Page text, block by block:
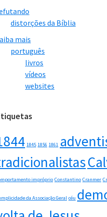
distorções da Bíblia
mais
português
livros
vídeos
websites
1845 1856 1861
impróprio Constantino Cranmer
da Associação Geral céu